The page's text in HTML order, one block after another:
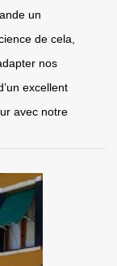
un
de cela,
nos
excellent
avec notre